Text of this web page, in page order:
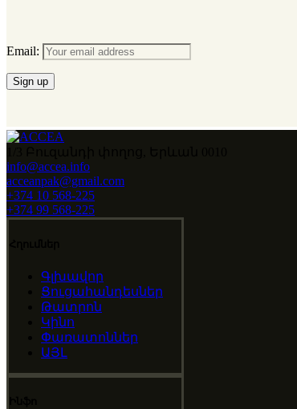
Email:
info@accea.info
acceanpak@gmail.com
+374 10 568-225
+374 99 568-225
Գլխավոր
Ցուցահանդեսներ
Թատրոն
Կինո
Փառատոններ
ԱՅԼ